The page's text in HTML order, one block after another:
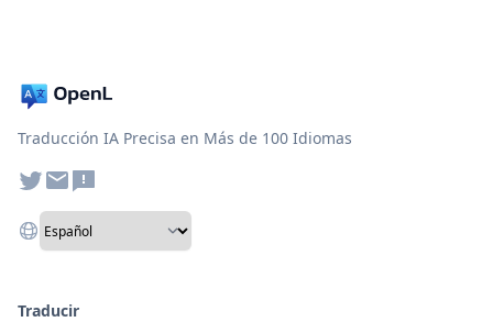
Traducción IA Precisa en Más de 100 Idiomas
Traducir